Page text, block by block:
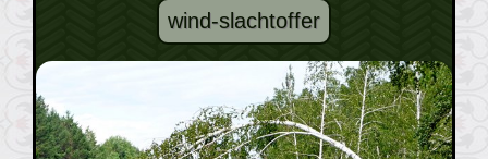
wind-slachtoffer